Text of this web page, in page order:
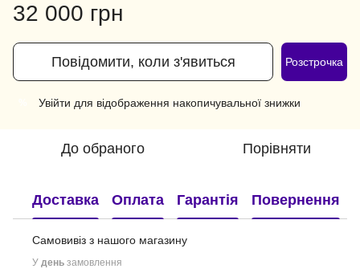
32 000 грн
Повідомити, коли з'явиться Розстрочка
Увійти для відображення накопичувальної знижки
До обраного Порівняти
Доставка Оплата Гарантія Повернення
Самовивіз з нашого магазину
У день замовлення